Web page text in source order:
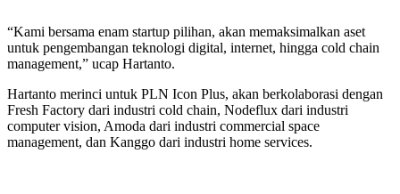
“Kami bersama enam startup pilihan, akan memaksimalkan aset
untuk pengembangan teknologi digital, internet, hingga cold chain
management,” ucap Hartanto.
Hartanto merinci untuk PLN Icon Plus, akan berkolaborasi dengan
Fresh Factory dari industri cold chain, Nodeflux dari industri
computer vision, Amoda dari industri commercial space
management, dan Kanggo dari industri home services.